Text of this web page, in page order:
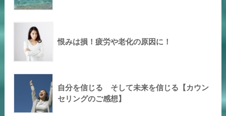
恨みは損！疲労や老化の原因に！
自分を信じる そして未来を信じる【カウン
セリングのご感想】